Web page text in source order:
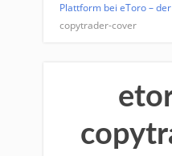
Plattform bei eToro –
copytrader-cover